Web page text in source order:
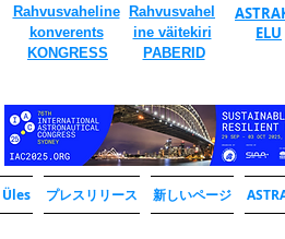
Rahvusvaheline
konverents
KONGRESS
Rahvusvahel
ine väitekiri
PABERID
ELU
Üles プレスリリース 新しいページ